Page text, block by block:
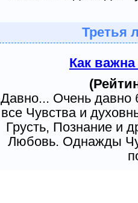
Третья
Как
Давно... Очень давно
все Чувства и
Грусть, Познание и
Любовь. Однажды